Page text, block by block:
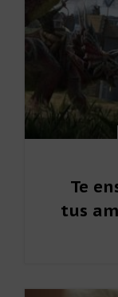
Te
tus